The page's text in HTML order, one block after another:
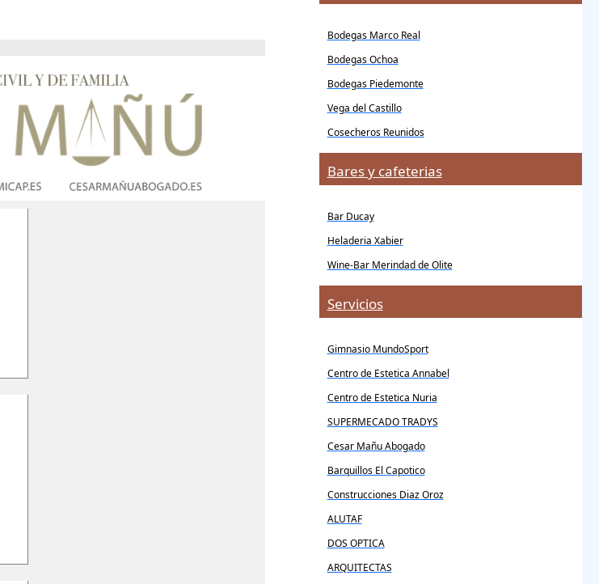
Bodegas Marco Real
Bodegas Ochoa
Bodegas Piedemonte
Vega del Castillo
Cosecheros Reunidos
Bares y cafeterias
Bar Ducay
Heladeria Xabier
Wine-Bar Merindad de Olite
Servicios
Gimnasio MundoSport
Centro de Estetica Annabel
Centro de Estetica Nuria
SUPERMECADO TRADYS
Cesar Mañu Abogado
Barquillos El Capotico
Construcciones Diaz Oroz
ALUTAF
DOS OPTICA
ARQUITECTAS